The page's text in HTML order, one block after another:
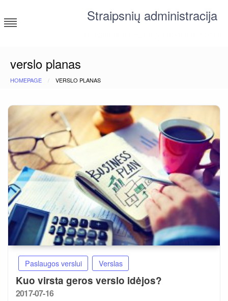
to
content
Straipsnių administracija
verslo planas
HOMEPAGE VERSLO PLANAS
Paslaugos verslui Verslas
Kuo virsta geros verslo idėjos?
Posted
2017-07-16